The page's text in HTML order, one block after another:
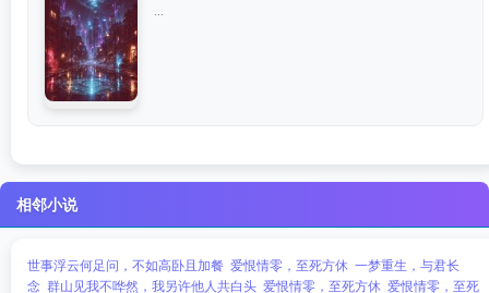
相邻小说
世事浮云何足问，不如高卧且加餐 爱恨情零，至死方休 一梦重生，与君长
念 群山见我不哗然，我另许他人共白头 爱恨情零，至死方休 爱恨情零，至死